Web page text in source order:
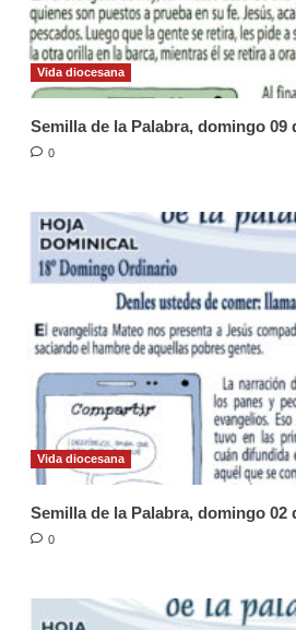
Vida diocesana
Semilla de la Palabra, domingo 09
0
Vida diocesana
Semilla de la Palabra, domingo 02
0